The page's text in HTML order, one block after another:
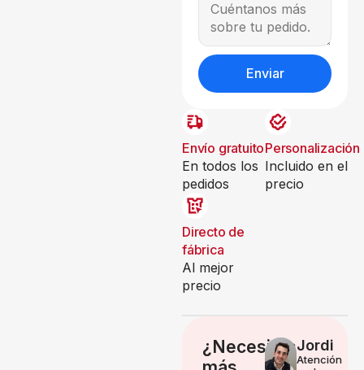
Enviar
Envío gratuito
En todos los
pedidos
Personalización
Incluido en el
precio
Directo de
fábrica
Al mejor
precio
¿NecesitasJordi
Atención